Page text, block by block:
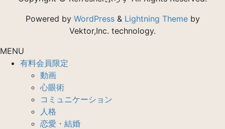
Powered by WordPress& Lightning Themeby
Vektor,Inc. technology.
MENU
有料会員限定
動画
心眼術
コミュニケーション
人格
恋愛・結婚